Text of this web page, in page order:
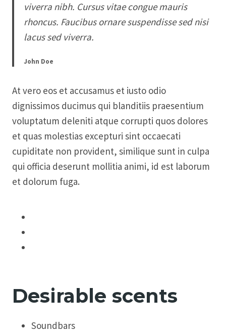
viverra nibh. Cursus vitae congue mauris
rhoncus. Faucibus ornare suspendisse sed nisi
lacus sed viverra.
John Doe
At vero eos et accusamus et iusto odio
dignissimos ducimus qui blanditiis praesentium
voluptatum deleniti atque corrupti quos dolores
et quas molestias excepturi sint occaecati
cupiditate non provident, similique sunt in culpa
qui officia deserunt mollitia animi, id est laborum
et dolorum fuga.
Desirable scents
Soundbars